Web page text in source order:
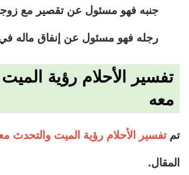
جنبه فهو مسئول عن تقصير مع
رجله فهو مسئول عن إنفاق ماله في
تفسير الأحلام رؤية
معه
تمتفسير الأحلام رؤية الميت والتحدث
المقال.